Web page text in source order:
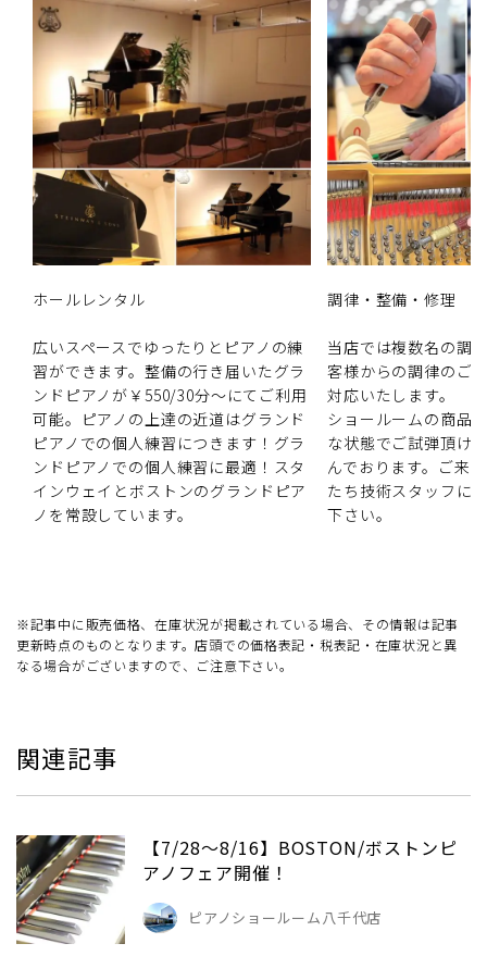
ホールレンタル
広いスペースでゆったりとピアノの練
習ができます。整備の行き届いたグラ
ンドピアノが￥550/30分～にてご利用
可能。ピアノの上達の近道はグランド
ピアノでの個人練習につきます！グラ
ンドピアノでの個人練習に最適！スタ
インウェイとボストンのグランドピア
ノを常設しています。
調律・整備・修理
当店では複数名の調
客様からの調律のご
対応いたします。
ショールームの商品
な状態でご試弾頂け
んでおります。ご来
たち技術スタッフに
下さい。
※記事中に販売価格、在庫状況が掲載されている場合、その情報は記事
更新時点のものとなります。店頭での価格表記・税表記・在庫状況と異
なる場合がございますので、ご注意下さい。
関連記事
【7/28～8/16】BOSTON/ボストンピ
アノフェア開催！
ピアノショールーム八千代店